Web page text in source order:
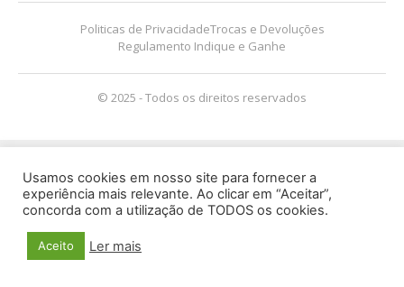
Politicas de PrivacidadeTrocas e Devoluções
Regulamento Indique e Ganhe
© 2025 - Todos os direitos reservados
Usamos cookies em nosso site para fornecer a
experiência mais relevante. Ao clicar em “Aceitar”,
concorda com a utilização de TODOS os cookies.
Aceito Ler mais